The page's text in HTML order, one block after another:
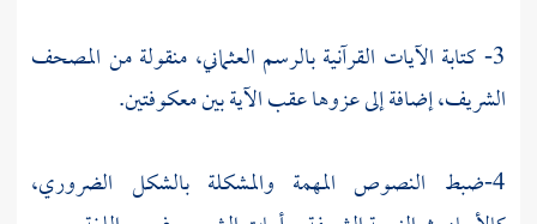
3- كتابة الآيات القرآنية بالرسم العثماني، منقولة من المصحف
الشريف، إضافة إلى عزوها عقب الآية بين معكوفتين.
4-ضبط النصوص المهمة والمشكلة بالشكل الضروري،